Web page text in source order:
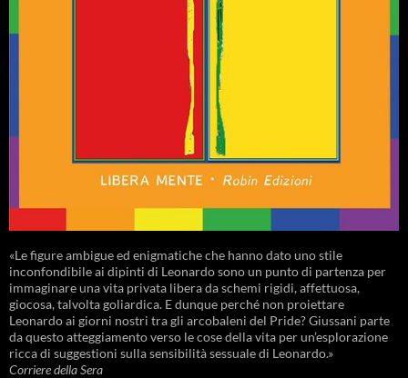
«Le figure ambigue ed enigmatiche che hanno dato uno stile
inconfondibile ai dipinti di Leonardo sono un punto di partenza per
immaginare una vita privata libera da schemi rigidi, affettuosa,
giocosa, talvolta goliardica. E dunque perché non proiettare
Leonardo ai giorni nostri tra gli arcobaleni del Pride? Giussani parte
da questo atteggiamento verso le cose della vita per un’esplorazione
ricca di suggestioni sulla sensibilità sessuale di Leonardo.»
Corriere della Sera